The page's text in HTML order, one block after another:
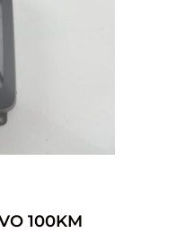
100KM